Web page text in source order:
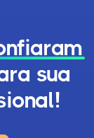
sua